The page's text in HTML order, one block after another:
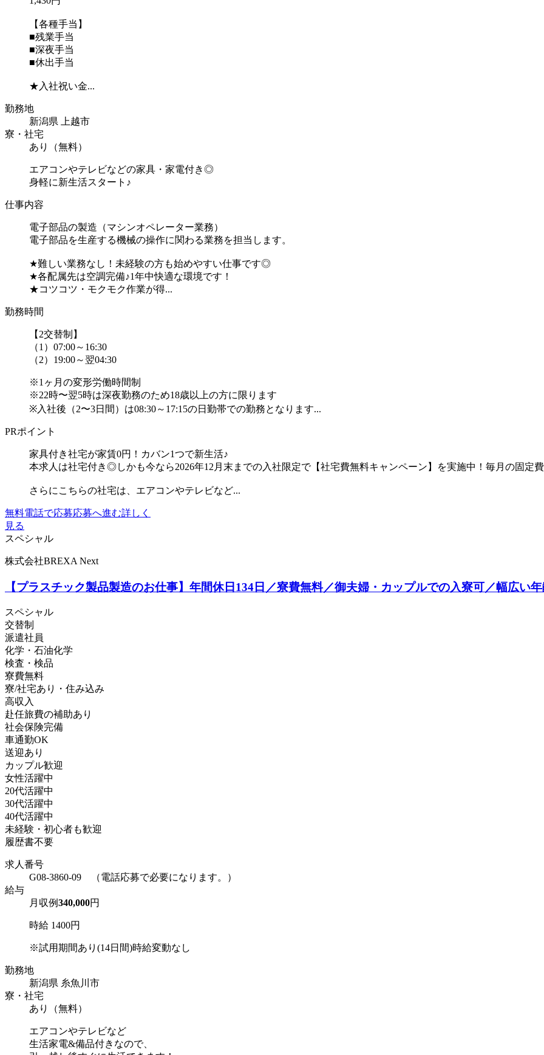
【各種手当】
■残業手当
■深夜手当
■休出手当
★入社祝い金...
勤務地
新潟県 上越市
寮・社宅
あり（無料）
エアコンやテレビなどの家具・家電付き◎
身軽に新生活スタート♪
仕事内容
電子部品の製造（マシンオペレーター業務）
電子部品を生産する機械の操作に関わる業務を担当します。
★難しい業務なし！未経験の方も始めやすい仕事です◎
★各配属先は空調完備♪1年中快適な環境です！
★コツコツ・モクモク作業が得...
勤務時間
【2交替制】
（1）07:00～16:30
（2）19:00～翌04:30
※1ヶ月の変形労働時間制
※22時〜翌5時は深夜勤務のため18歳以上の方に限ります
※入社後（2〜3日間）は08:30～17:15の日勤帯での勤務となります...
PRポイント
家具付き社宅が家賃0円！カバン1つで新生活♪
本求人は社宅付き◎しかも今なら2026年12月末までの入社限定で【社宅費無料キャンペーン】を実施中！毎月の固定
さらにこちらの社宅は、エアコンやテレビなど...
無料電話で応募応募へ進む詳しく
見る
スペシャル
株式会社BREXA Next
【プラスチック製品製造のお仕事】年間休日134日／寮費無料／御夫婦・カップルでの入寮可／幅広い
スペシャル
交替制
派遣社員
化学・石油化学
検査・検品
寮費無料
寮/社宅あり・住み込み
高収入
赴任旅費の補助あり
社会保険完備
車通勤OK
送迎あり
カップル歓迎
女性活躍中
20代活躍中
30代活躍中
40代活躍中
未経験・初心者も歓迎
履歴書不要
求人番号
G08-3860-09 （電話応募で必要になります。）
給与
月収例340,000円
時給 1400円
※試用期間あり(14日間)時給変動なし
勤務地
新潟県 糸魚川市
寮・社宅
あり（無料）
エアコンやテレビなど
生活家電&備品付きなので、